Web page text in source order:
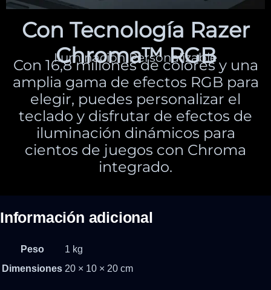
Con Tecnología Razer
Chroma™ RGB
Iluminación Personalizable
Con 16,8 millones de colores y una
amplia gama de efectos RGB para
elegir, puedes personalizar el
teclado y disfrutar de efectos de
iluminación dinámicos para
cientos de juegos con Chroma
integrado.
Información adicional
Peso
1 kg
Dimensiones 20 × 10 × 20 cm